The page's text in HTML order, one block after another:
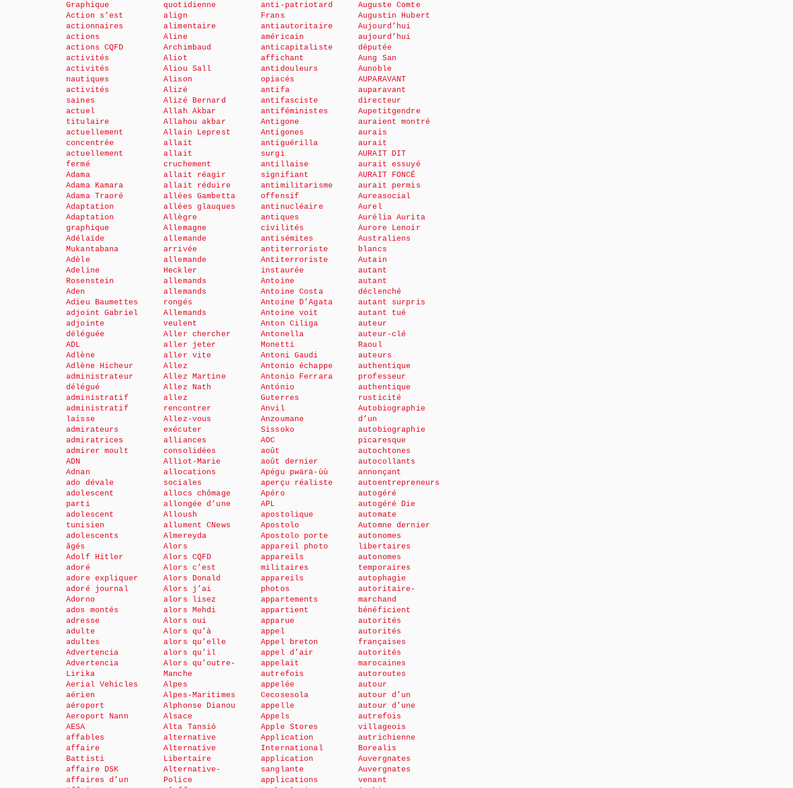
Graphique
Action s’est
actionnaires
actions
actions CQFD
activités
activités
nautiques
activités
saines
actuel
titulaire
actuellement
concentrée
actuellement
fermé
Adama
Adama Kamara
Adama Traoré
Adaptation
Adaptation
graphique
Adélaïde
Mukantabana
Adèle
Adeline
Rosenstein
Aden
Adieu Baumettes
adjoint Gabriel
adjointe
déléguée
ADL
Adlène
Adlène Hicheur
administrateur
délégué
administratif
administratif
laisse
admirateurs
admiratrices
admirer moult
ADN
Adnan
ado dévale
adolescent
parti
adolescent
tunisien
adolescents
âgés
Adolf Hitler
adoré
adore expliquer
adoré journal
Adorno
ados montés
adresse
adulte
adultes
Advertencia
Advertencia
Lirika
Aerial Vehicles
aérien
aéroport
Aeroport Nann
AESA
affables
affaire
Battisti
affaire DSK
affaires d’un
quotidienne
align
alimentaire
Aline
Archimbaud
Aliot
Aliou Sall
Alison
Alizé
Alizé Bernard
Allah Akbar
Allahou akbar
Allain Leprest
allait
allait
cruchement
allait réagir
allait réduire
allées Gambetta
allées glauques
Allègre
Allemagne
allemande
arrivée
allemande
Heckler
allemands
allemands
rongés
Allemands
veulent
Aller chercher
aller jeter
aller vite
Allez
Allez Martine
Allez Nath
allez
rencontrer
Allez-vous
exécuter
alliances
consolidées
Alliot-Marie
allocations
sociales
allocs chômage
allongée d’une
Alloush
allument CNews
Almereyda
Alors
Alors CQFD
Alors c’est
Alors Donald
Alors j’ai
alors lisez
alors Mehdi
Alors oui
Alors qu’à
alors qu’elle
alors qu’il
Alors qu’outre-
Manche
Alpes
Alpes-Maritimes
Alphonse Dianou
Alsace
Alta Tansió
alternative
Alternative
Libertaire
Alternative-
Police
anti-patriotard
Frans
antiautoritaire
américain
anticapitaliste
affichant
antidouleurs
opiacés
antifa
antifasciste
antiféministes
Antigone
Antigones
antiguérilla
surgi
antillaise
signifiant
antimilitarisme
offensif
antinucléaire
antiques
civilités
antisémites
antiterroriste
Antiterroriste
instaurée
Antoine
Antoine Costa
Antoine D’Agata
Antoine voit
Anton Ciliga
Antonella
Monetti
Antoni Gaudi
Antonio échappe
Antonio Ferrara
António
Guterres
Anvil
Anzoumane
Sissoko
AOC
août
août dernier
Apégu pwärä-ùù
aperçu réaliste
Apéro
APL
apostolique
Apostolo
Apostolo porte
appareil photo
appareils
militaires
appareils
photos
appartements
appartient
apparue
appel
Appel breton
appel d’air
appelait
autrefois
appelée
Cecosesola
appelle
Appels
Apple Stores
Application
International
application
sanglante
applications
Auguste Comte
Augustin Hubert
Aujourd’hui
aujourd’hui
députée
Aung San
Aunoble
AUPARAVANT
auparavant
directeur
Aupetitgendre
auraient montré
aurais
aurait
AURAIT DIT
aurait essuyé
AURAIT FONCÉ
aurait permis
Aureasocial
Aurel
Aurélia Aurita
Aurore Lenoir
Australiens
blancs
Autain
autant
autant
déclenché
autant surpris
autant tué
auteur
auteur-clé
Raoul
auteurs
authentique
professeur
authentique
rusticité
Autobiographie
d’un
autobiographie
picaresque
autochtones
autocollants
annonçant
autoentrepreneurs
autogéré
autogéré Die
automate
Automne dernier
autonomes
libertaires
autonomes
temporaires
autophagie
autoritaire-
marchand
bénéficient
autorités
autorités
françaises
autorités
marocaines
autoroutes
autour
autour d’un
autour d’une
autrefois
villageois
autrichienne
Borealis
Auvergnates
Auvergnates
venant